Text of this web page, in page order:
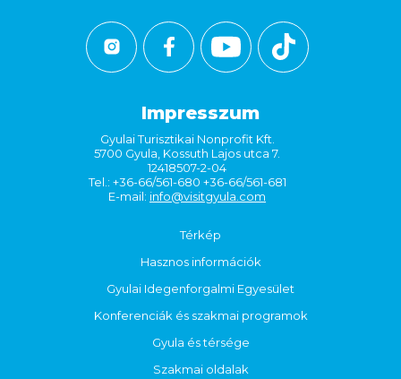
Impresszum
Gyulai Turisztikai Nonprofit Kft.
5700 Gyula, Kossuth Lajos utca 7.
12418507-2-04
Tel.: +36-66/561-680 +36-66/561-681
E-mail: info@visitgyula.com
Térkép
Hasznos információk
Gyulai Idegenforgalmi Egyesület
Konferenciák és szakmai programok
Gyula és térsége
Szakmai oldalak